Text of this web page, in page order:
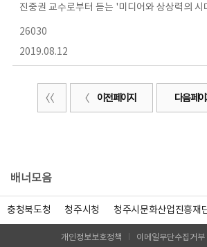
진중권 교수로부터 듣는 '미디어와 상상력의 시
26030
2019.08.12
이전 페이지 다음 페이
배너모음
충청북도청 청주시청 청주시문화산업진흥재
개인정보보호정책 이메일무단수집거부